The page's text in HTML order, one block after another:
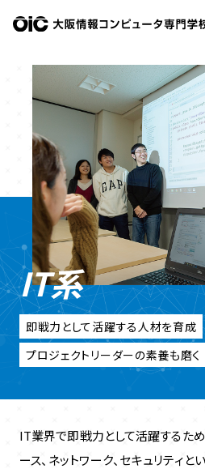
IT系
即戦力として活躍する人材を育成
プロジェクトリーダーの素養も磨く
IT業界で即戦力として活躍するため
ース、ネットワーク、セキュリティ